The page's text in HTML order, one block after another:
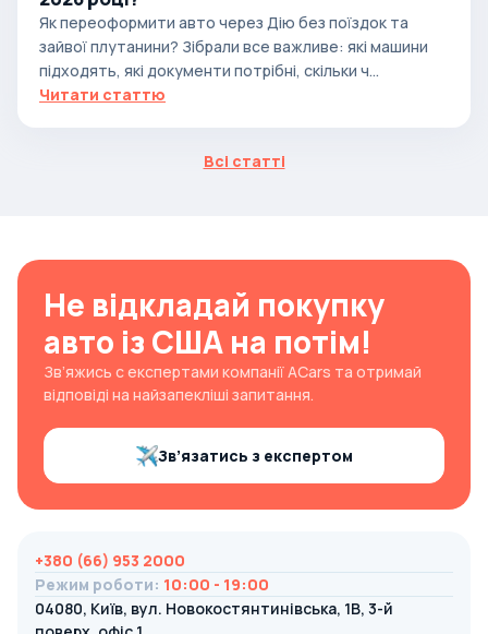
Як переоформити авто через Дію без поїздок та
зайвої плутанини? Зібрали все важливе: які машини
підходять, які документи потрібні, скільки ч...
Читати статтю
Всі статті
Не відкладай покупку
авто із США на потім!
Зв’яжись с експертами компанії ACars та отримай
відповіді на найзапекліші запитання.
Зв’язатись з експертом
+380 (66) 953 2000
Режим роботи: 10:00 - 19:00
04080, Київ, вул. Новокостянтинівська, 1В, 3-й